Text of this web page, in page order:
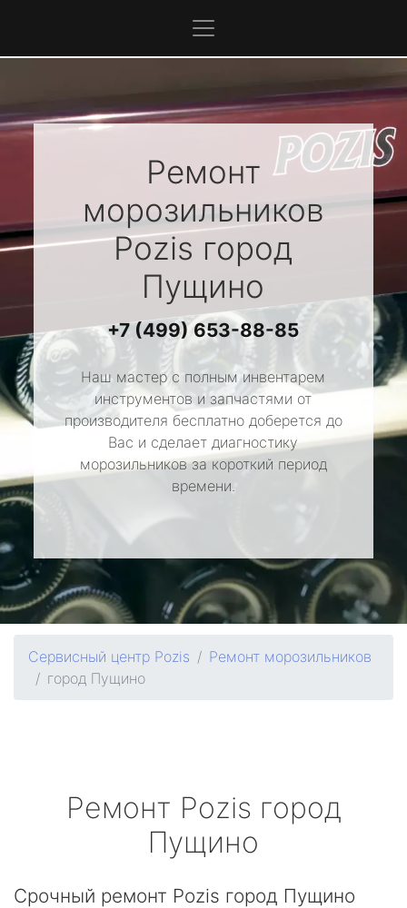
Ремонт
морозильников
Pozis город
Пущино
+7 (499) 653-88-85
Наш мастер с полным инвентарем
инструментов и запчастями от
производителя бесплатно доберется до
Вас и сделает диагностику
морозильников за короткий период
времени.
Сервисный центр Pozis
Ремонт морозильников
город Пущино
Ремонт Pozis город
Пущино
Срочный ремонт Pozis город Пущино